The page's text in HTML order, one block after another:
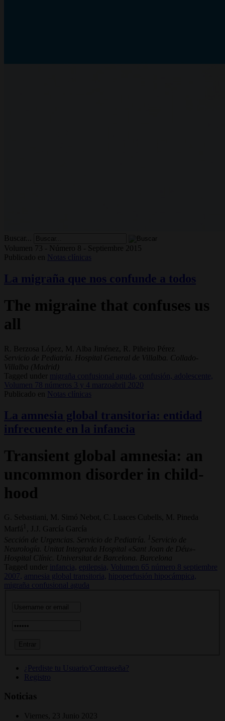
Buscar...
Volumen 73 - Número 8 - Septiembre 2015
Publicado en
Notas clínicas
La migraña que nos confunde a todos
The migraine that confuses us
all
R. Berzosa López, M. Alba Jiménez, R. Piñeiro Pérez
Servicio de Pediatría. Hospital General de Villalba. Collado-
Villalba (Madrid)
Tagged under
migraña confusional aguda, confusión, adolescente,
Volumen 78 números 3 y 4 marzoabril 2020
Publicado en
Notas clínicas
La amnesia global transitoria: entidad
infrecuente en la infancia
Transient global amnesia: an
uncommon disorder in child­
hood
G. Sebastiani, M. Simó Nebot, C. Luaces Cubells, M. Pineda
Marfá 1
, J.J. García García
Sección de Urgencias. Servicio de Pediatría. 1 Servicio de
Neurología. Unitat Integrada Hospital «Sant Joan de Déu»-
Hospital Clínic. Universitat de Barcelona. Barcelona
Tagged under
infancia, epilepsia,
Volumen 65 número 8 septiembre
2007, amnesia global transitoria,
hipoperfusión hipocámpica,
migraña confusional aguda
¿Perdiste tu Usuario/Contraseña?
Registro
Noticias
Viernes, 23 Junio 2023